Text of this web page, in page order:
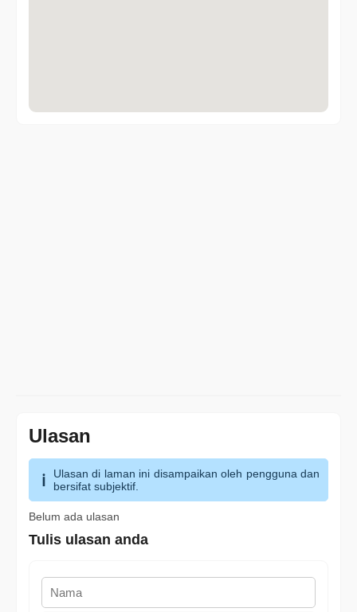
Ulasan
Ulasan di laman ini disampaikan oleh pengguna dan
bersifat subjektif.
Belum ada ulasan
Tulis ulasan anda